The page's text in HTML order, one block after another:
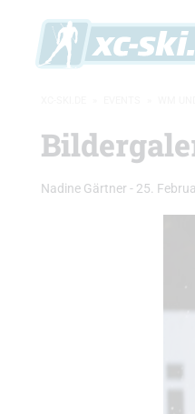
Nadine Gärtner - 25.